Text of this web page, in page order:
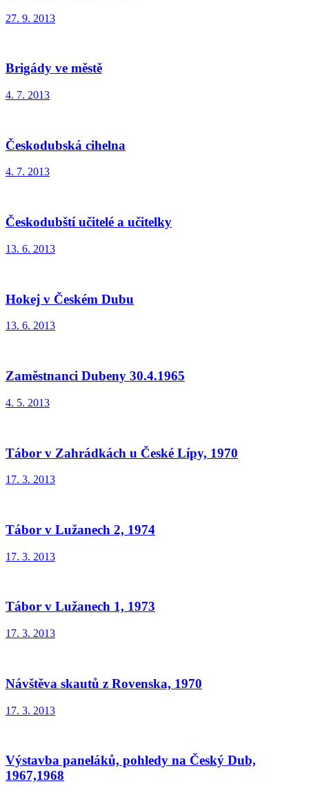
27. 9. 2013
Brigády ve městě
4. 7. 2013
Českodubská cihelna
4. 7. 2013
Českodubští učitelé a učitelky
13. 6. 2013
Hokej v Českém Dubu
13. 6. 2013
Zaměstnanci Dubeny 30.4.1965
4. 5. 2013
Tábor v Zahrádkách u České Lípy, 1970
17. 3. 2013
Tábor v Lužanech 2, 1974
17. 3. 2013
Tábor v Lužanech 1, 1973
17. 3. 2013
Návštěva skautů z Rovenska, 1970
17. 3. 2013
Výstavba paneláků, pohledy na Český Dub,
1967,1968